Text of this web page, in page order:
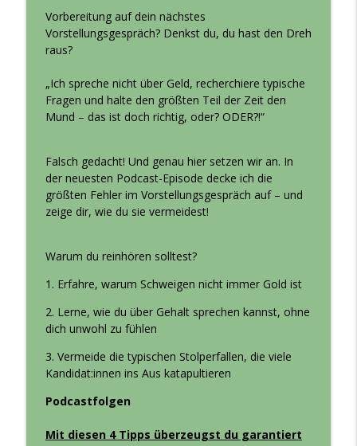
Kompetent in die Zukunft - Interview mit
Frank Dieball (#419)
info_outline
Sicherer Job - nur ein Mythos? (#418)
Berufsoptimierer - Erfolg in Bewerbung und Karriere
Schlechte Jobs - Warum wir an ihnen
festhalten - Interview mit Julia
Augenstein (#417)
Berufsoptimierer - Erfolg in Bewerbung und Karriere
info_outline
Ich kann alles - aber nichts richtig (#416)
Perfektionsimus - gut oder schlecht? -
Interview mit Dr. Christine Altstötter-
Berufsoptimierer - Erfolg in Bewerbung und Karriere
KI im Bewerbungsprozess - Top oder
Flop - Karrieresparring mit Silke &
Bastian (#414)
Vorbereitung auf dein nächstes
Vorstellungsgespräch? Denkst du, du hast den Dreh
raus?
„Ich spreche nicht über Geld, recherchiere typische
Fragen und halte den größten Teil der Zeit den
Mund – das ist doch richtig, oder? ODER?!“
Falsch gedacht! Und genau hier setzen wir an. In
der neuesten Podcast-Episode decke ich die
größten Fehler im Vorstellungsgespräch auf – und
zeige dir, wie du sie vermeidest!
Warum du reinhören solltest?
1. Erfahre, warum Schweigen nicht immer Gold ist
2. Lerne, wie du über Gehalt sprechen kannst, ohne
dich unwohl zu fühlen
3. Vermeide die typischen Stolperfallen, die viele
Kandidat:innen ins Aus katapultieren
Podcastfolgen
Mit diesen 4 Tipps überzeugst du garantiert